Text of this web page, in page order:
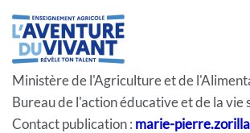
Ministère de l'Agriculture et de
Bureau de l'action éducative et de la vie
Contact publication : marie-